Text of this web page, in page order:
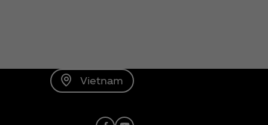
Vietnam